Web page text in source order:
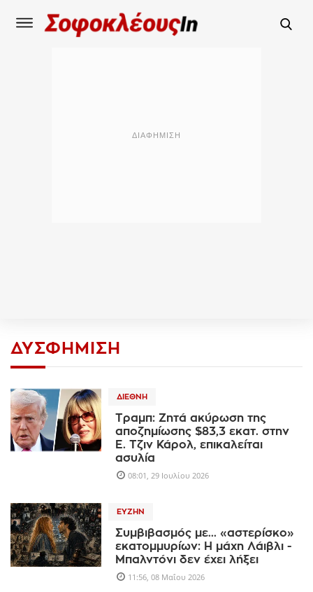
ΔΥΣΦΉΜΙΣΗ
ΔΙΕΘΝΉ
Τραμπ: Ζητά ακύρωση της
αποζημίωσης $83,3 εκατ. στην
Ε. Τζιν Κάρολ, επικαλείται
ασυλία
08:01, 29 Ιουλίου 2026
ΕΥΖΗΝ
Συμβιβασμός με... «αστερίσκο»
εκατομμυρίων: Η μάχη Λάιβλι -
Μπαλντόνι δεν έχει λήξει
11:56, 08 Μαΐου 2026